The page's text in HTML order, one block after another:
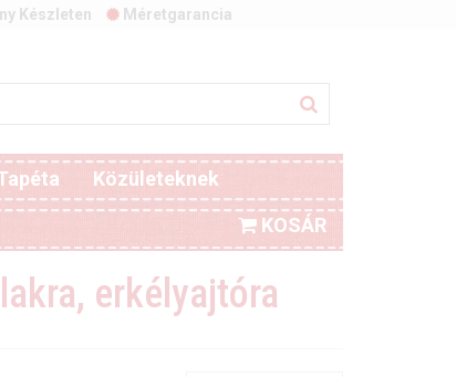
Készleten
Méretgarancia
Közületeknek
KOSÁR
erkélyajtóra